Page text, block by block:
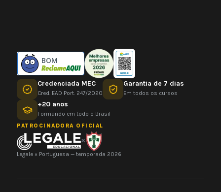
BOM
Credenciada MEC
Cred. EAD Port. 247/2020
Garantia de 7 dias
Em todos os cursos
+20 anos
Formando em todo o Brasil
PATROCINADORA OFICIAL
×
Legale × Portuguesa — temporada 2026